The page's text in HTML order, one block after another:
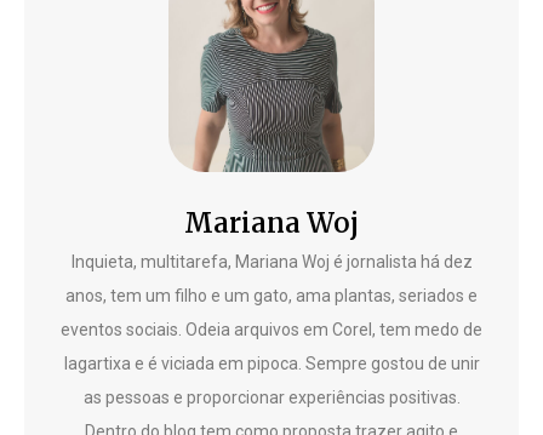
Mariana Woj
Inquieta, multitarefa, Mariana Woj é jornalista há dez
anos, tem um filho e um gato, ama plantas, seriados e
eventos sociais. Odeia arquivos em Corel, tem medo de
lagartixa e é viciada em pipoca. Sempre gostou de unir
as pessoas e proporcionar experiências positivas.